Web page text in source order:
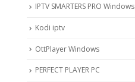
IPTV SMARTERS PRO Windows
Kodi iptv
OttPlayer Windows
PERFECT PLAYER PC